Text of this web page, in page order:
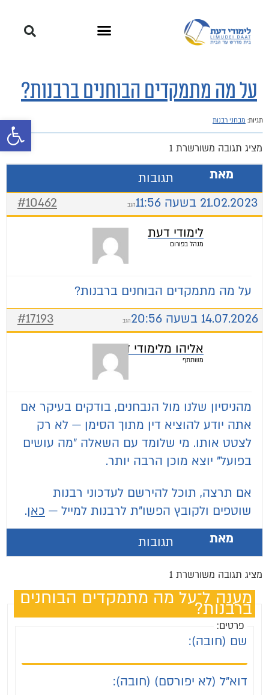
פתח
על מה מתמקדים הבוחנים ברבנות?
תגיות: מבחני רבנות
מציג תגובה משורשרת 1
מאת
תגובות
21.02.2023 בשעה 11:56
#10462 הגב
לימודי דעת
מנהל בפורום
על מה מתמקדים הבוחנים ברבנות?
14.07.2026 בשעה 20:56
#17193 הגב
אליהו מלימודי דעת
משתתף
מהניסיון שלנו מול הנבחנים, בודקים בעיקר אם
אתה יודע להוציא דין מתוך הסימן — לא רק
לצטט אותו. מי שלומד עם השאלה "מה עושים
בפועל" יוצא מוכן הרבה יותר.
אם תרצה, תוכל להירשם לעדכוני רבנות
שוטפים ולקובץ הפשו"ת לרבנות למייל — כאן.
מאת
תגובות
מציג תגובה משורשרת 1
מענה ל־על מה מתמקדים הבוחנים
ברבנות?
פרטים:
שם (חובה):
דוא"ל (לא יפורסם) (חובה):